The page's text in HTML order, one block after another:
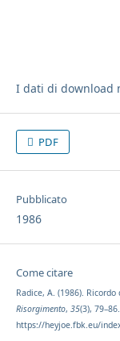
I dati di download
PDF
Pubblicato
1986
Come citare
Radice, A. (1986).
Risorgimento, 35(3),
https://heyjoe.fbk.eu/